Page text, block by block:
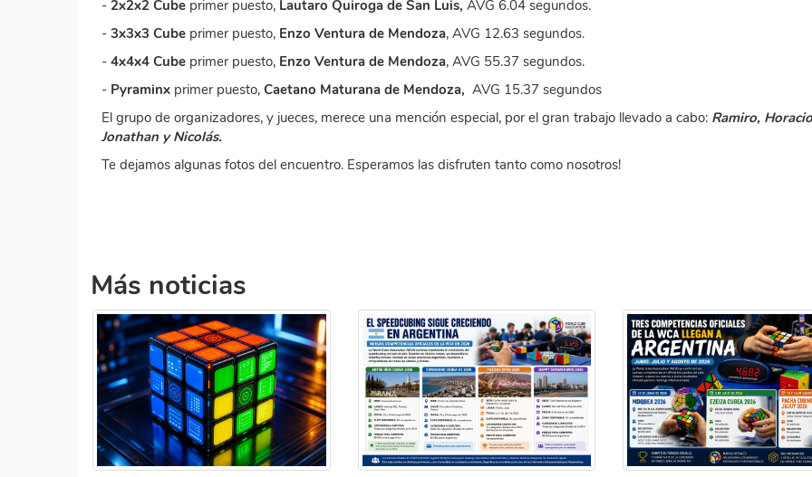
- 2x2x2 Cube primer puesto, Lautaro Quiroga de San Luis, AVG 6.04 segundos.
- 3x3x3 Cube primer puesto, Enzo Ventura de Mendoza, AVG 12.63 segundos.
- 4x4x4 Cube primer puesto, Enzo Ventura de Mendoza, AVG 55.37 segundos.
- Pyraminx primer puesto, Caetano Maturana de Mendoza, AVG 15.37 segundos
El grupo de organizadores, y jueces, merece una mención especial, por el gran trabajo llevado a cabo: Ramiro,
Jonathan y Nicolás.
Te dejamos algunas fotos del encuentro. Esperamos las disfruten tanto como nosotros!
Más noticias